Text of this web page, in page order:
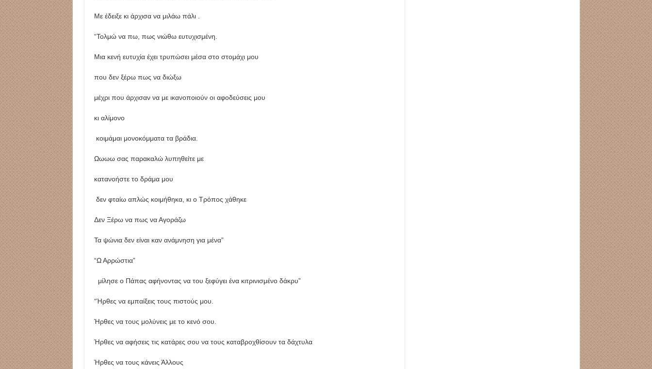
Με έδειξε κι άρχισα να μιλάω πάλι .
“Τολμώ να πω, πως νιώθω ευτυχισμένη.
Μια κενή ευτυχία έχει τρυπώσει μέσα στο στομάχι μου
που δεν ξέρω πως να διώξω
μέχρι που άρχισαν να με ικανοποιούν οι αφοδεύσεις μου
κι αλίμονο
κοιμάμαι μονοκόμματα τα βράδια.
Ωωωω σας παρακαλώ λυπηθείτε με
κατανοήστε το δράμα μου
δεν φταίω απλώς κοιμήθηκα, κι ο Τρόπος χάθηκε
Δεν Ξέρω να πως να Αγοράζω
Τα ψώνια δεν είναι καν ανάμνηση για μένα”
“Ω Αρρώστια”
μίλησε ο Πάπας αφήνοντας να του ξεφύγει ένα κιτρινισμένο δάκρυ”
“Ήρθες να εμπαίξεις τους πιστούς μου.
Ήρθες να τους μολύνεις με το κενό σου.
Ήρθες να αφήσεις τις κατάρες σου να τους καταβροχθίσουν τα δάχτυλα
Ήρθες να τους κάνεις Άλλους